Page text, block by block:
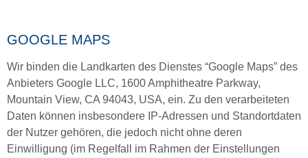
GOOGLE MAPS
Wir binden die Landkarten des Dienstes “Google Maps” des
Anbieters Google LLC, 1600 Amphitheatre Parkway,
Mountain View, CA 94043, USA, ein. Zu den verarbeiteten
Daten können insbesondere IP-Adressen und Standortdaten
der Nutzer gehören, die jedoch nicht ohne deren
Einwilligung (im Regelfall im Rahmen der Einstellungen